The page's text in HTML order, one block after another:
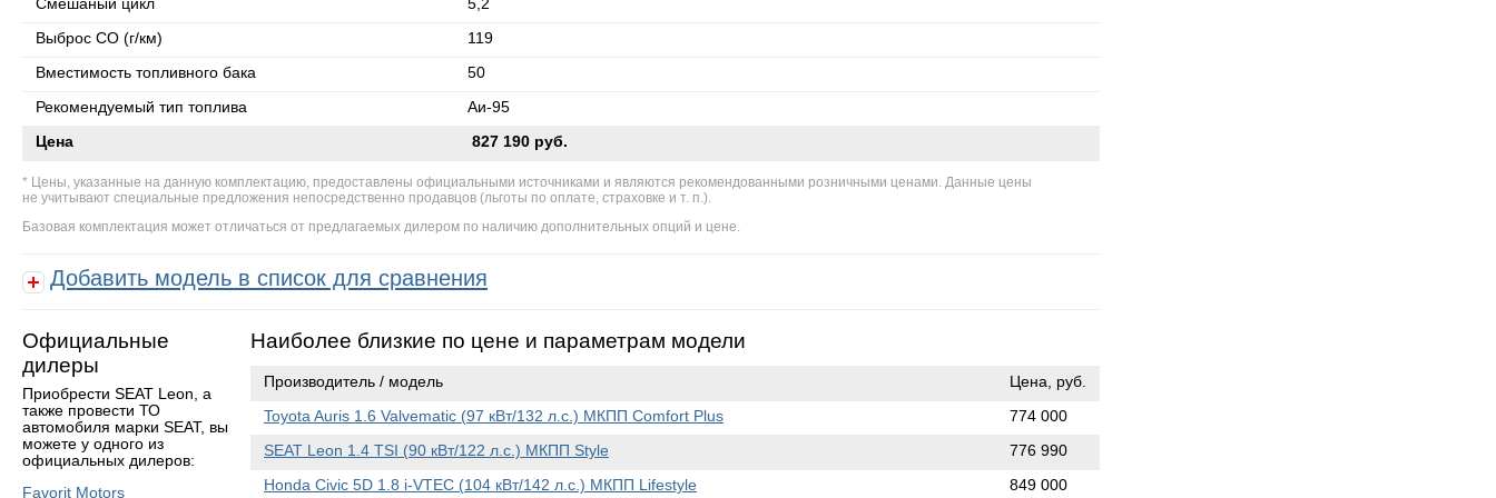
Смешаный цикл 5,2
Выброс СО (г/км) 119
Вместимость топливного бака 50
Рекомендуемый тип топлива Аи-95
Цена 827 190 руб.
Цены, указанные на данную комплектацию, предоставлены официальными источниками и являются рекомендованными розничными ценами. Данные цены
не учитывают специальные предложения непосредственно продавцов (льготы по оплате, страховке и т. п.).
Базовая комплектация может отличаться от предлагаемых дилером по наличию дополнительных опций и цене.
Добавить модель в список для сравнения
Официальные
дилеры
Приобрести SEAT Leon, а
также провести ТО
автомобиля марки SEAT, вы
можете у одного из
официальных дилеров:
Favorit Motors
Наиболее близкие по цене и параметрам модели
Производитель / модель Цена, руб.
Toyota Auris 1.6 Valvematic (97 кВт/132 л.с.) МКПП Comfort Plus 774 000
SEAT Leon 1.4 TSI (90 кВт/122 л.с.) МКПП Style 776 990
Honda Civic 5D 1.8 i-VTEC (104 кВт/142 л.с.) МКПП Lifestyle 849 000